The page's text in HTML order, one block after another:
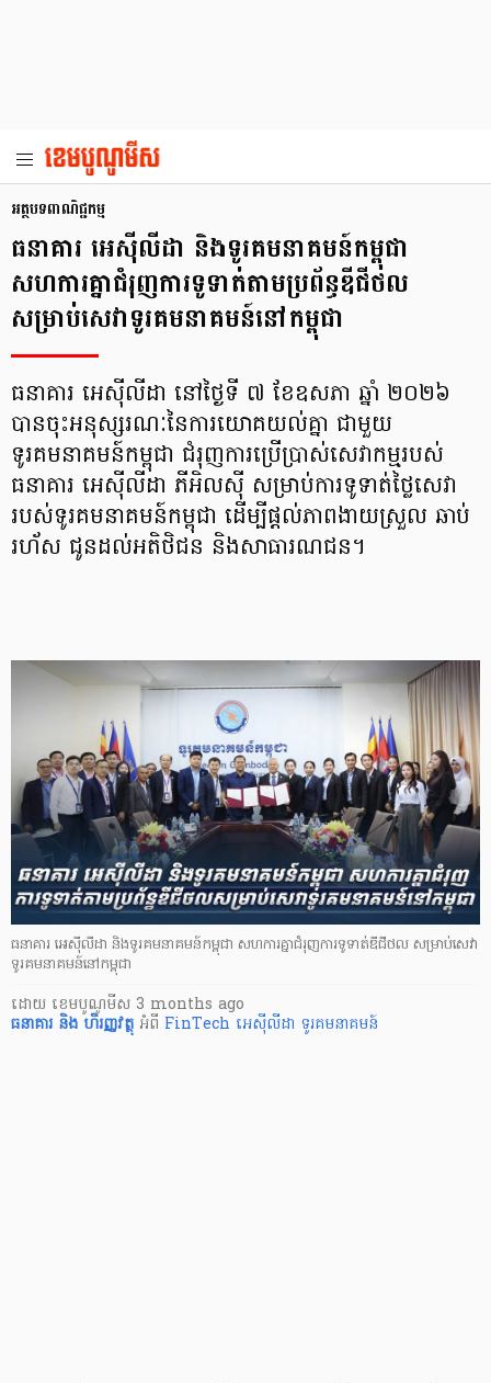
អត្ថបទពាណិជ្ជកម្ម
ធនាគារ អេស៊ីលីដា និងទូរគមនាគមន៍កម្ពុជា
សហការគ្នាជំរុញការទូទាត់តាមប្រព័ន្ធឌីជីថល
សម្រាប់សេវាទូរគមនាគមន៍នៅកម្ពុជា
ធនាគារ អេស៊ីលីដា នៅថ្ងៃទី ៧ ខែឧសភា ឆ្នាំ ២០២៦
បានចុះអនុស្សរណៈនៃការយោគយល់គ្នា ជាមួយ
ទូរគមនាគមន៍កម្ពុជា ជំរុញការប្រើប្រាស់សេវាកម្មរបស់
ធនាគារ អេស៊ីលីដា ភីអិលស៊ី សម្រាប់ការទូទាត់ថ្លៃសេវា
របស់ទូរគមនាគមន៍កម្ពុជា ដើម្បីផ្ដល់ភាពងាយស្រួល ឆាប់
រហ័ស ជូនដល់អតិថិជន និងសាធារណជន។
ធនាគារ អេស៊ីលីដា និងទូរគមនាគមន៍កម្ពុជា សហការគ្នាជំរុញការទូទាត់ឌីជីថល សម្រាប់សេវា
ទូរគមនាគមន៍នៅកម្ពុជា
ដោយ ​ ខេមបូណូមីស 3 months ago
ធនាគារ និង ហិរញ្ញវត្ថុ អំពី FinTech អេស៊ីលីដា ទូរគមនាគមន៍